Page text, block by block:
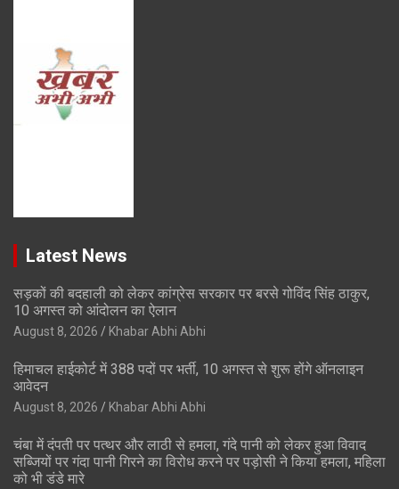
Latest News
सड़कों की बदहाली को लेकर कांग्रेस सरकार पर बरसे गोविंद सिंह ठाकुर,
10 अगस्त को आंदोलन का ऐलान
August 8, 2026 Khabar Abhi Abhi
हिमाचल हाईकोर्ट में 388 पदों पर भर्ती, 10 अगस्त से शुरू होंगे ऑनलाइन
आवेदन
August 8, 2026 Khabar Abhi Abhi
चंबा में दंपती पर पत्थर और लाठी से हमला, गंदे पानी को लेकर हुआ विवाद
सब्जियों पर गंदा पानी गिरने का विरोध करने पर पड़ोसी ने किया हमला, महिला
को भी डंडे मारे